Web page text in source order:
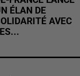
ÉLAN DE
AVEC